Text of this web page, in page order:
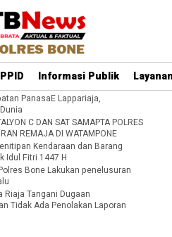
PPID Informasi Publik
PanasaE Lappariaja,
C DAN SAT SAMAPTA POLRES
REMAJA DI WATAMPONE
Kendaraan dan Barang
Idul Fitri 1447 H
Bone Lakukan penelusuran
Riaja Tangani Dugaan
Tidak Ada Penolakan Laporan